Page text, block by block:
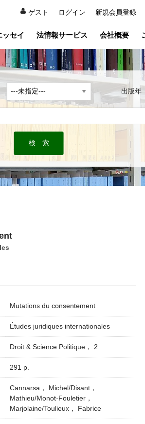
ゲスト ログイン 新規会員登録
ッセイ 法情報サービス 会社概要
出版
Mutations du consentement
Études juridiques internationales
Droit & Science Politique， 2
291 p.
Cannarsa， Michel/Disant，
Mathieu/Monot-Fouletier，
Marjolaine/Toulieux， Fabrice